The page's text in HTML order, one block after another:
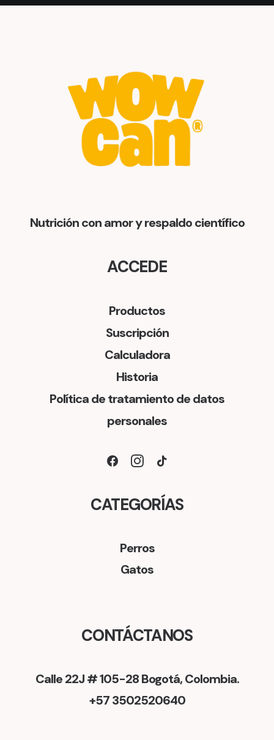
Nutrición con amor y respaldo científico
ACCEDE
Productos
Suscripción
Calculadora
Historia
Política de tratamiento de datos
personales
CATEGORÍAS
Perros
Gatos
CONTÁCTANOS
Calle 22J # 105-28 Bogotá, Colombia.
+57 3502520640